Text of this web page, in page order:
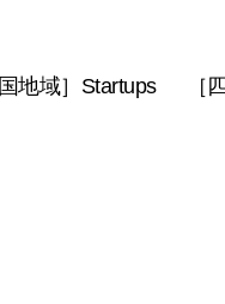
国地域］Startups ［